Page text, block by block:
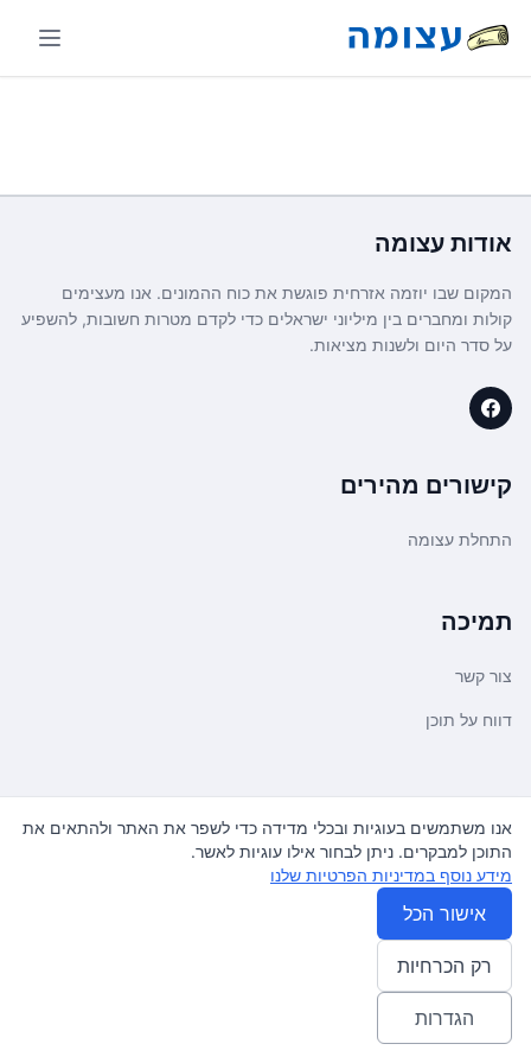
אודות עצומה
המקום שבו יוזמה אזרחית פוגשת את כוח ההמונים. אנו מעצימים
קולות ומחברים בין מיליוני ישראלים כדי לקדם מטרות חשובות, להשפיע
על סדר היום ולשנות מציאות.
קישורים מהירים
התחלת עצומה
תמיכה
צור קשר
דווח על תוכן
משפטי ועדכונים
מדיניות פרטיות
תנאי שימוש
© 2026 עצומה. כל הזכויות שמורות.
אנו משתמשים בעוגיות ובכלי מדידה כדי לשפר את האתר ולהתאים את
התוכן למבקרים. ניתן לבחור אילו עוגיות לאשר.
מידע נוסף במדיניות הפרטיות שלנו
אישור הכל
רק הכרחיות
הגדרות